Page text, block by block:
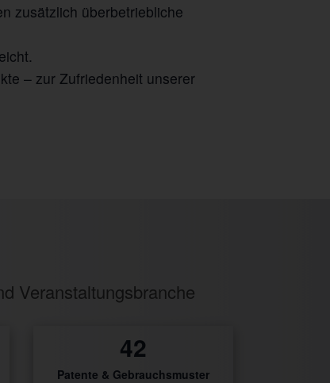
zusätzlich überbetriebliche
– zur Zufriedenheit unserer
Veranstaltungsbranche
54
Patente & Gebrauchsmuster